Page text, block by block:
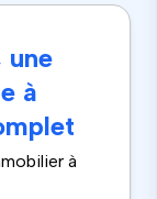
une
à
à